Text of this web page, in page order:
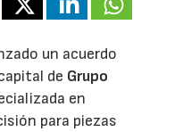
un acuerdo
de Grupo
en
para piezas